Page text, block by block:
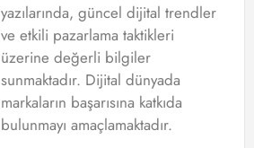
yazılarında, güncel dijital trendler
ve etkili pazarlama taktikleri
üzerine değerli bilgiler
sunmaktadır. Dijital dünyada
markaların başarısına katkıda
bulunmayı amaçlamaktadır.